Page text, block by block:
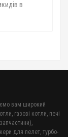
в
вам широкий
газові котли, печі
для пелет, турбо-